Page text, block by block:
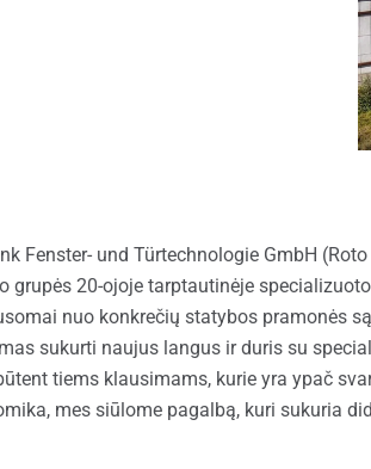
Fenster- und Türtechnologie GmbH
grupės 20-ojoje tarptautinėje
nuo konkrečių statybos pramonės
sukurti naujus langus ir duris su
tiems klausimams, kurie yra ypač
mes siūlome pagalbą, kuri sukuria